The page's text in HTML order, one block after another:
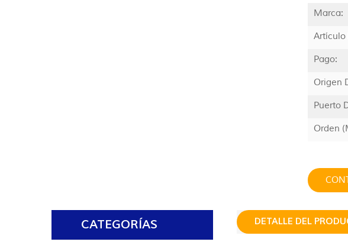
Marca:
Artículo
Pago:
Origen
Puerto
Orden
DETALLE DEL
CATEGORÍAS